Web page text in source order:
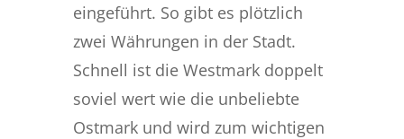
eingeführt. So gibt es plötzlich
zwei Währungen in der Stadt.
Schnell ist die Westmark doppelt
soviel wert wie die unbeliebte
Ostmark und wird zum wichtigen